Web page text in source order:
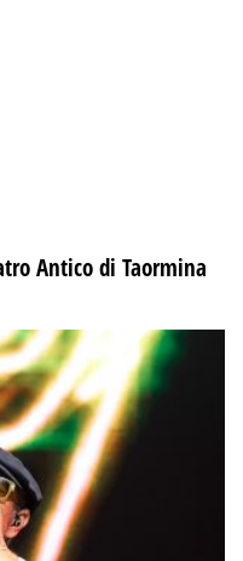
Antico di Taormina